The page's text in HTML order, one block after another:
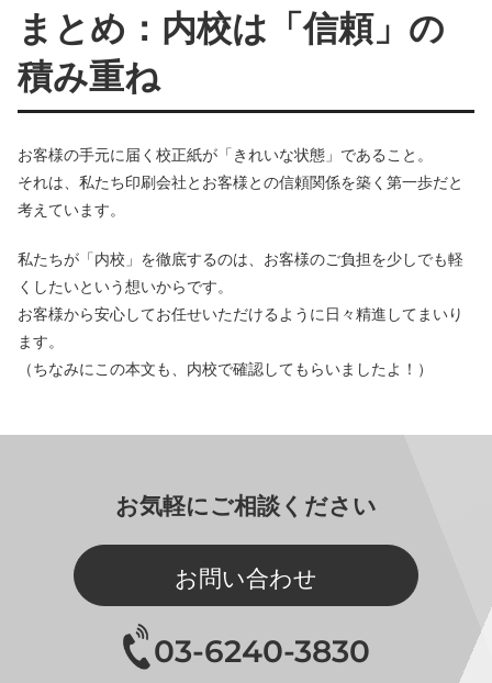
まとめ：内校は「信頼」の
積み重ね
お客様の手元に届く校正紙が「きれいな状態」であること。
それは、私たち印刷会社とお客様との信頼関係を築く第一歩だと
考えています。
私たちが「内校」を徹底するのは、お客様のご負担を少しでも軽
くしたいという想いからです。
お客様から安心してお任せいただけるように日々精進してまいり
ます。
（ちなみにこの本文も、内校で確認してもらいましたよ！）
お気軽にご相談ください
お問い合わせ
03-6240-3830